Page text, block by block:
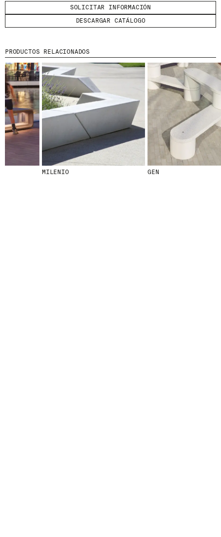
SOLICITAR INFORMACIÓN
DESCARGAR CATÁLOGO
PRODUCTOS RELACIONADOS
MILENIO GEN
GO TO CORPORATE SITE
CERTIFICADOS